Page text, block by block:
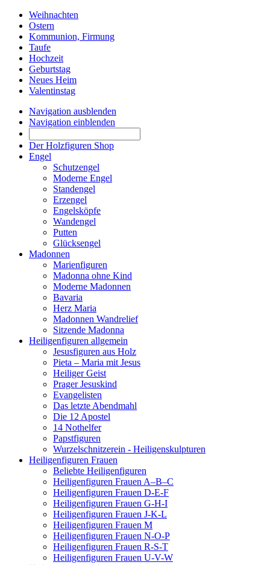
Weihnachten
Ostern
Kommunion, Firmung
Taufe
Hochzeit
Geburtstag
Neues Heim
Valentinstag
Navigation ausblenden
Navigation einblenden
Der Holzfiguren Shop
Engel
Schutzengel
Moderne Engel
Standengel
Erzengel
Engelsköpfe
Wandengel
Putten
Glücksengel
Madonnen
Marienfiguren
Madonna ohne Kind
Moderne Madonnen
Bavaria
Herz Maria
Madonnen Wandrelief
Sitzende Madonna
Heiligenfiguren allgemein
Jesusfiguren aus Holz
Pieta – Maria mit Jesus
Heiliger Geist
Prager Jesuskind
Evangelisten
Das letzte Abendmahl
Die 12 Apostel
14 Nothelfer
Papstfiguren
Wurzelschnitzerein - Heiligenskulpturen
Heiligenfiguren Frauen
Beliebte Heiligenfiguren
Heiligenfiguren Frauen A–B–C
Heiligenfiguren Frauen D-E-F
Heiligenfiguren Frauen G-H-I
Heiligenfiguren Frauen J-K-L
Heiligenfiguren Frauen M
Heiligenfiguren Frauen N-O-P
Heiligenfiguren Frauen R-S-T
Heiligenfiguren Frauen U-V-W